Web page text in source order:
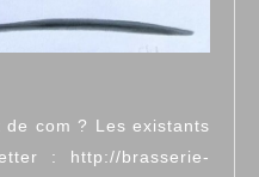
com ? Les existants
: http://brasserie-